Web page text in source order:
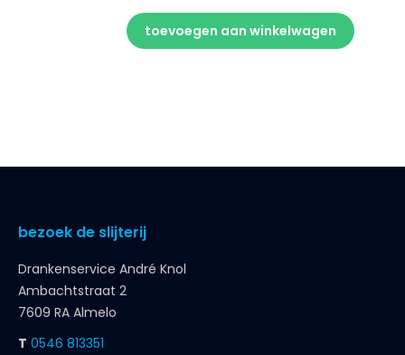
toevoegen aan winkelwagen
bezoek de slijterij
Drankenservice André Knol
Ambachtstraat 2
7609 RA Almelo
T 0546 813351